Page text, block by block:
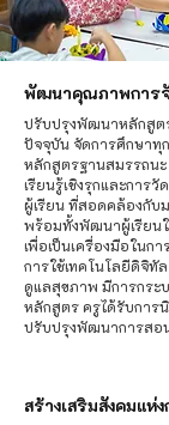
พัฒนาคุณภาพการ
ปรับปรุงพัฒนาหลักสูต
ปัจจุบัน จัดการศึกษาทุ
หลักสูตรฐานสมรรถนะ
เรียนรู้เชิงรุกและการ
ผู้เรียน ที่สอดคล้องกับ
พร้อมทั้งพัฒนาผู้เรียน
เพื่อเป็นเครื่องมือในก
การใช้เทคโนโลยีดิจิ
ดูแลสุขภาพ มีการกระ
หลักสูตร ครูได้รับการ
ปรับปรุงพัฒนาการสอ
สร้างเสริมสังคมแห่